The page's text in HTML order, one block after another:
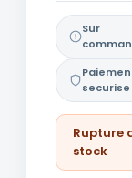
Sur
securise
Rupture
stock